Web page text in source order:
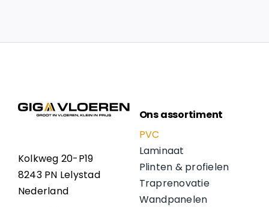
Kolkweg 20-P19
8243 PN Lelystad
Nederland
Ons assortiment
PVC
Laminaat
Plinten & profielen
Traprenovatie
Wandpanelen